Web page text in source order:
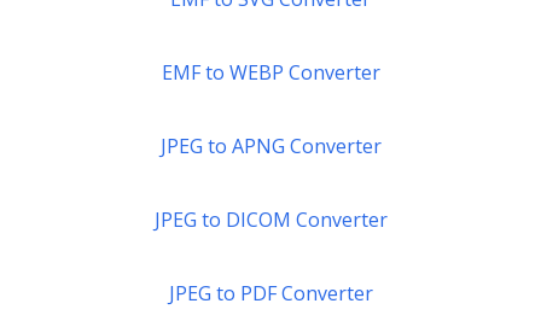
EMF to WEBP Converter
JPEG to APNG Converter
JPEG to DICOM Converter
JPEG to PDF Converter